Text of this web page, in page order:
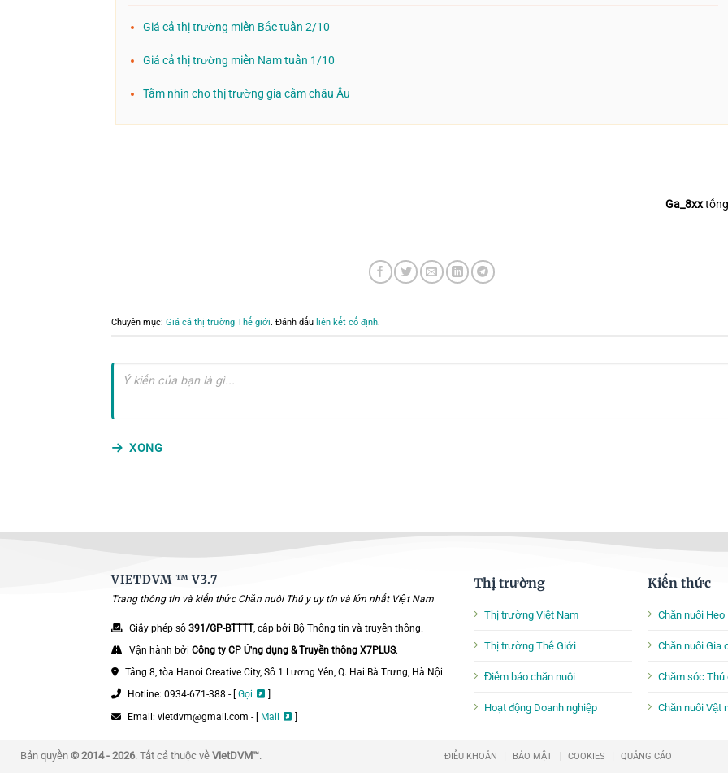
Giá cả thị trường miền Bắc tuần 2/10
Giá cả thị trường miền Nam tuần 1/10
Tầm nhìn cho thị trường gia cầm châu Âu
Ga_8xx
Chuyên mục: Giá cả thị trường Thế giới. Đánh dấu liên kết cố định.
XONG
VIETDVM ™V3.7
Trang thông tin và kiến thức Chăn nuôi Thú y uy tín và lớn nhất Việt Nam
Giấy phép số 391/GP-BTTTT, cấp bởi Bộ Thông tin và truyền thông.
Vận hành bởi Công ty CP Ứng dụng & Truyền thông X7PLUS.
Tầng 8, tòa Hanoi Creative City, Số 1 Lương Yên, Q. Hai Bà Trưng, Hà Nội.
Hotline: 0934-671-388 - [ Gọi
Email: vietdvm@gmail.com - [ Mail ]
Thị trường
Thị trường Việt Nam
Thị trường Thế Giới
Điểm báo chăn nuôi
Hoạt động Doanh nghiệp
Kiến thức
Chăn nuôi Heo
Chăn nuôi Gia
Chăm sóc
Chăn nuôi Vật
Bản quyền © 2014 - 2026. Tất cả thuộc về VietDVM™. ĐIỀU KHOẢN BẢO MẬT COOKIES QUẢNG CÁO